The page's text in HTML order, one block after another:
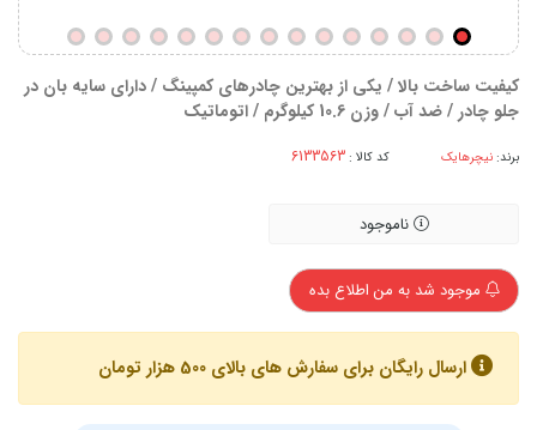
کیفیت ساخت بالا / یکی از بهترین چادرهای کمپینگ / دارای سایه بان در
جلو چادر / ضد آب / وزن 10.6 کیلوگرم / اتوماتیک
برند: نیچرهایک کد کالا :
ناموجود
موجود شد به من اطلاع بده
ارسال رایگان برای سفارش های بالای 500 هزار تومان